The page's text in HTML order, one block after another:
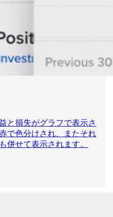
と損失がグラフで表示さ
で色分けされ、またそれ
併せて表示されます。